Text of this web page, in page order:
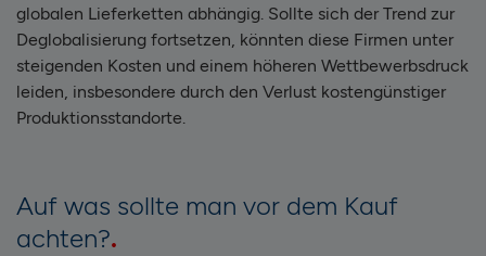
globalen Lieferketten abhängig. Sollte sich der Trend zur
Deglobalisierung fortsetzen, könnten diese Firmen unter
steigenden Kosten und einem höheren Wettbewerbsdruck
leiden, insbesondere durch den Verlust kostengünstiger
Produktionsstandorte.
Auf was sollte man vor dem Kauf
achten?